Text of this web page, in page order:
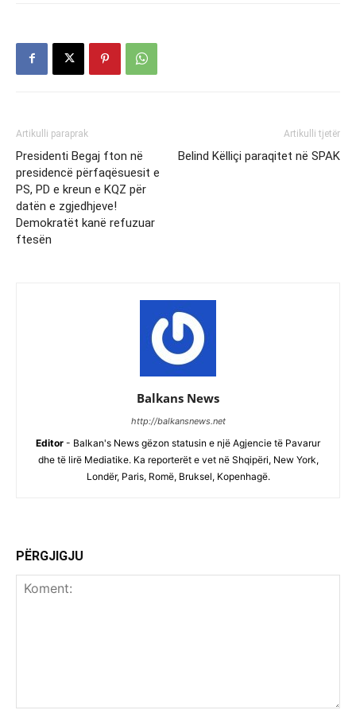
Artikulli paraprak
Presidenti Begaj fton në
presidencë përfaqësuesit e
PS, PD e kreun e KQZ për
datën e zgjedhjeve!
Demokratët kanë refuzuar
ftesën
Artikulli tjetër
Belind Këlliçi paraqitet në SPAK
Balkans News
http://balkansnews.net
Editor - Balkan's News gëzon statusin e një Agjencie të Pavarur
dhe të lirë Mediatike. Ka reporterët e vet në Shqipëri, New York,
Londër, Paris, Romë, Bruksel, Kopenhagë.
PËRGJIGJU